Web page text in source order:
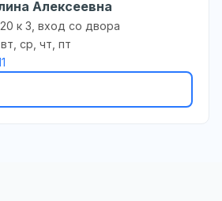
Алексеевна
к 3, вход со двора
ср, чт, пт